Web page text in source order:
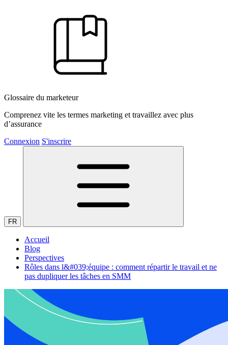
Glossaire du marketeur
Comprenez vite les termes marketing et travaillez avec plus
d’assurance
Connexion S'inscrire
FR
Accueil
Blog
Perspectives
Rôles dans l&#039;équipe : comment répartir le travail et ne
pas dupliquer les tâches en SMM